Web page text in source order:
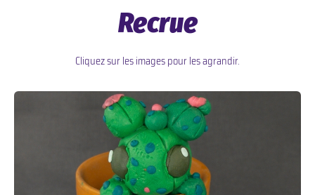
Recrue
Cliquez sur les images pour les agrandir.